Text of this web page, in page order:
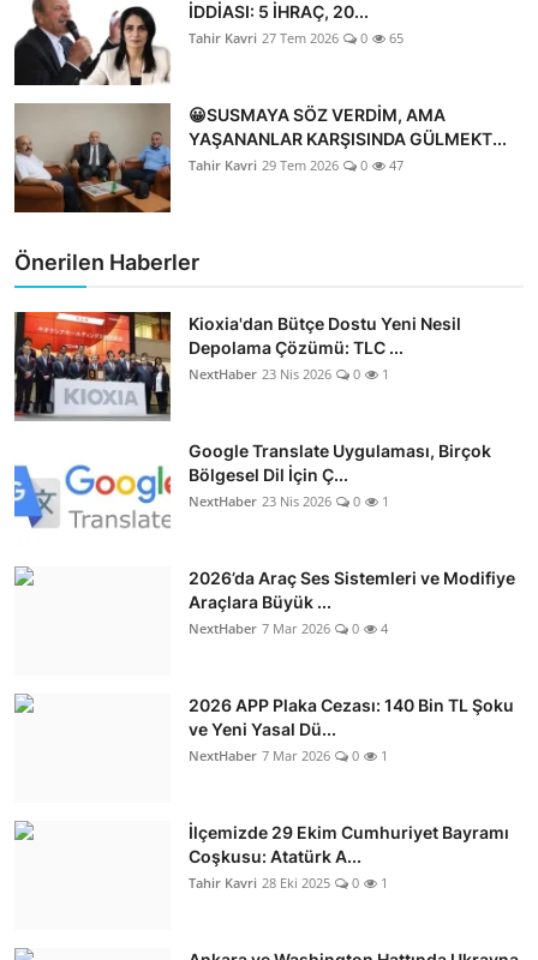
İDDİASI: 5 İHRAÇ, 20...
Tahir Kavri 27 Tem 2026 0 65
😀SUSMAYA SÖZ VERDİM, AMA
YAŞANANLAR KARŞISINDA GÜLMEKT...
Tahir Kavri 29 Tem 2026 0 47
Önerilen Haberler
Kioxia'dan Bütçe Dostu Yeni Nesil
Depolama Çözümü: TLC ...
NextHaber 23 Nis 2026 0 1
Google Translate Uygulaması, Birçok
Bölgesel Dil İçin Ç...
NextHaber 23 Nis 2026 0 1
2026’da Araç Ses Sistemleri ve Modifiye
Araçlara Büyük ...
NextHaber 7 Mar 2026 0 4
2026 APP Plaka Cezası: 140 Bin TL Şoku
ve Yeni Yasal Dü...
NextHaber 7 Mar 2026 0 1
İlçemizde 29 Ekim Cumhuriyet Bayramı
Coşkusu: Atatürk A...
Tahir Kavri 28 Eki 2025 0 1